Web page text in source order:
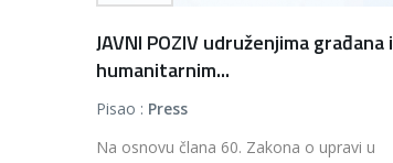
JAVNI POZIV udruženjima građana i
humanitarnim...
Pisao : Press
Na osnovu člana 60. Zakona o upravi u